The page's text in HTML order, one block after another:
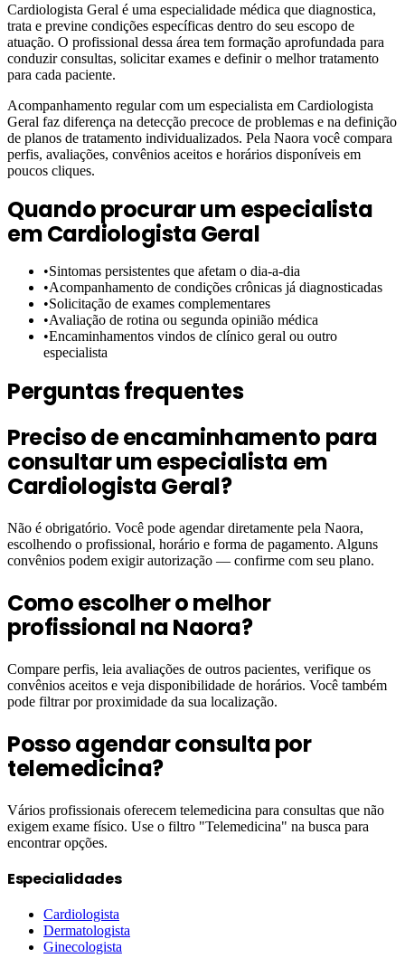
Cardiologista Geral é uma especialidade médica que diagnostica,
trata e previne condições específicas dentro do seu escopo de
atuação. O profissional dessa área tem formação aprofundada para
conduzir consultas, solicitar exames e definir o melhor tratamento
para cada paciente.
Acompanhamento regular com um especialista em Cardiologista
Geral faz diferença na detecção precoce de problemas e na definição
de planos de tratamento individualizados. Pela Naora você compara
perfis, avaliações, convênios aceitos e horários disponíveis em
poucos cliques.
Quando procurar um especialista
emCardiologista Geral
•Sintomas persistentes que afetam o dia-a-dia
•Acompanhamento de condições crônicas já diagnosticadas
•Solicitação de exames complementares
•Avaliação de rotina ou segunda opinião médica
•Encaminhamentos vindos de clínico geral ou outro
especialista
Perguntas frequentes
Preciso de encaminhamento para
consultar um especialista em
Cardiologista Geral?
Não é obrigatório. Você pode agendar diretamente pela Naora,
escolhendo o profissional, horário e forma de pagamento. Alguns
convênios podem exigir autorização — confirme com seu plano.
Como escolher o melhor
profissional na Naora?
Compare perfis, leia avaliações de outros pacientes, verifique os
convênios aceitos e veja disponibilidade de horários. Você também
pode filtrar por proximidade da sua localização.
Posso agendar consulta por
telemedicina?
Vários profissionais oferecem telemedicina para consultas que não
exigem exame físico. Use o filtro "Telemedicina" na busca para
encontrar opções.
Especialidades
Cardiologista
Dermatologista
Ginecologista